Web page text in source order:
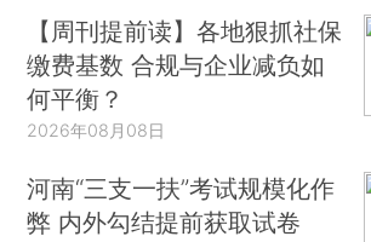
【周刊提前读】各地狠抓社保
缴费基数 合规与企业减负如
何平衡？
2026年08月08日
河南“三支一扶”考试规模化作
弊 内外勾结提前获取试卷